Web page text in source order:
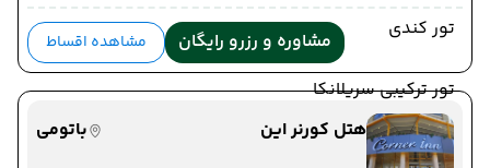
تور کندی
تور ترکیبی سریلانکا
مشاوره و رزرو رایگان مشاهده اقساط
هتل کورنر این
باتومی